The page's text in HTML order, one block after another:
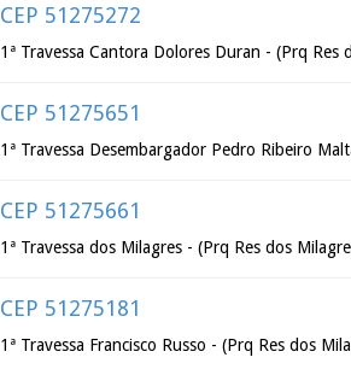
CEP 51275272
1ª Travessa Cantora Dolores Duran - (Prq Res
CEP 51275651
1ª Travessa Desembargador Pedro Ribeiro
CEP 51275661
1ª Travessa dos Milagres - (Prq Res dos
CEP 51275181
1ª Travessa Francisco Russo - (Prq Res dos